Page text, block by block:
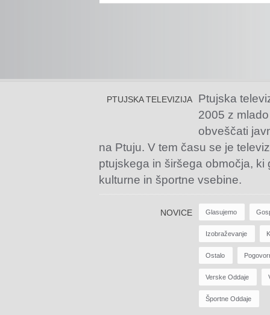
PTUJSKA TELEVIZIJA
Ptujska
2005 z
obveščati
na Ptuju. V tem času se je
ptujskega in širšega območja,
kulturne in športne vsebine.
NOVICE Glasujemo
Izobraževanje
Ostalo
Verske Oddaje
Športne Oddaje